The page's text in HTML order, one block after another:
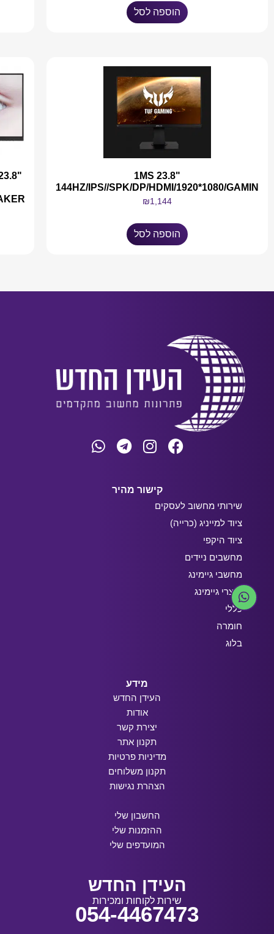
הוספה לסל
1MS 23.8"
144HZ/IPS//SPK/DP/HDMI/1920*1080/GAMIN
₪1,144
הוספה לסל
קישור מהיר
שירותי מחשוב לעסקים
ציוד למייניג (כרייה)
ציוד היקפי
מחשבים ניידים
מחשבי גיימינג
מוצרי גיימינג
כללי
חומרה
בלוג
מידע
העידן החדש
אודות
יצירת קשר
תקנון אתר
מדיניות פרטיות
תקנון משלוחים
הצהרת נגישות
החשבון שלי
ההזמנות שלי
המועדפים שלי
העידן החדש
שירות לקוחות ומכירות
054-4467473